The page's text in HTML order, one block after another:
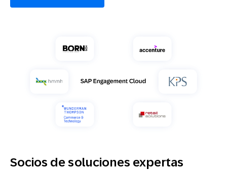
Socios de soluciones expertas